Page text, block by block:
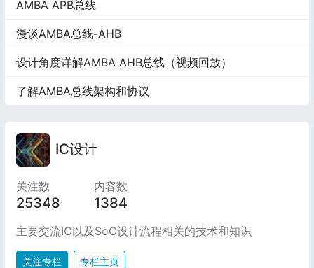
AMBA APB总线
漫谈AMBA总线-AHB
设计角度详解AMBA AHB总线（视频回放）
了解AMBA总线架构和协议
IC设计
关注数
25348
内容数
1384
主要交流IC以及SoC设计流程相关的技术和知识
关注专栏 专栏主页